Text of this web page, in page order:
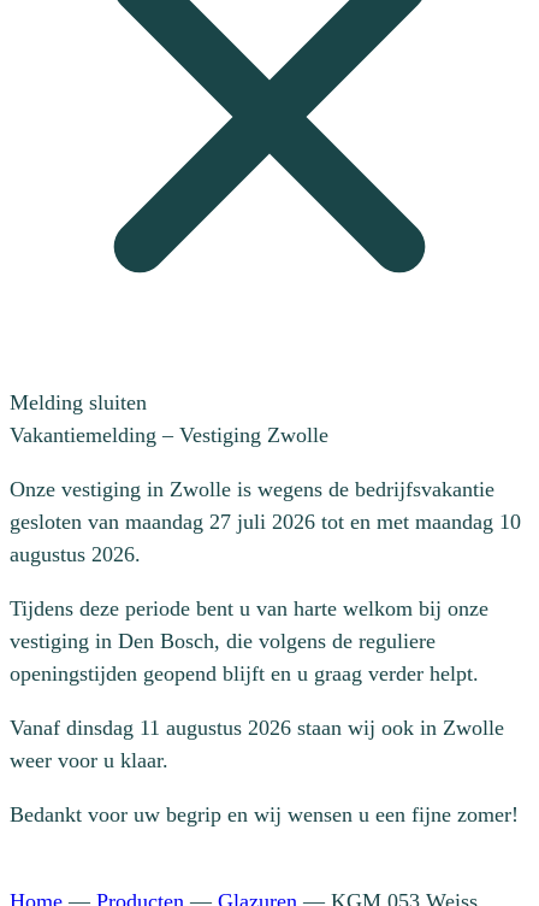
Melding sluiten
Vakantiemelding – Vestiging Zwolle
Onze vestiging in Zwolle is wegens de bedrijfsvakantie
gesloten van maandag 27 juli 2026 tot en met maandag 10
augustus 2026.
Tijdens deze periode bent u van harte welkom bij onze
vestiging in Den Bosch, die volgens de reguliere
openingstijden geopend blijft en u graag verder helpt.
Vanaf dinsdag 11 augustus 2026 staan wij ook in Zwolle
weer voor u klaar.
Bedankt voor uw begrip en wij wensen u een fijne zomer!
Home — Producten — Glazuren — KGM 053 Weiss